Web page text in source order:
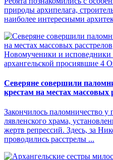
природы архипелага,
наиболее интересными
Новомученики и исповедники
архангельской просиявшие 4
Северяне совершили
крестам на местах массовых
Закончилось паломничество у
лявленского храма,
жертв репрессий. Здесь, за
проводились расстрелы ...